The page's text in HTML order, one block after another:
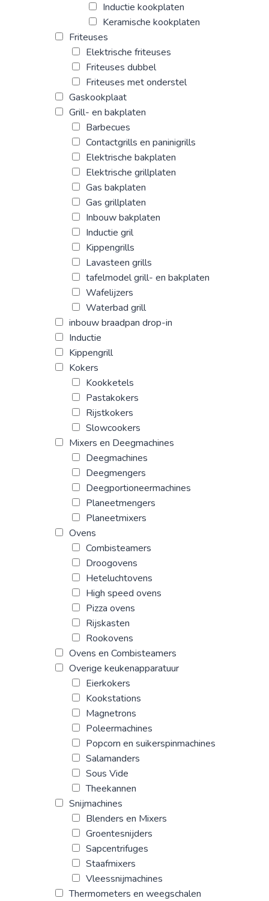
Inductie kookplaten
Keramische kookplaten
Friteuses
Elektrische friteuses
Friteuses dubbel
Friteuses met onderstel
Gaskookplaat
Grill- en bakplaten
Barbecues
Contactgrills en paninigrills
Elektrische bakplaten
Elektrische grillplaten
Gas bakplaten
Gas grillplaten
Inbouw bakplaten
Inductie gril
Kippengrills
Lavasteen grills
tafelmodel grill- en bakplaten
Wafelijzers
Waterbad grill
inbouw braadpan drop-in
Inductie
Kippengrill
Kokers
Kookketels
Pastakokers
Rijstkokers
Slowcookers
Mixers en Deegmachines
Deegmachines
Deegmengers
Deegportioneermachines
Planeetmengers
Planeetmixers
Ovens
Combisteamers
Droogovens
Heteluchtovens
High speed ovens
Pizza ovens
Rijskasten
Rookovens
Ovens en Combisteamers
Overige keukenapparatuur
Eierkokers
Kookstations
Magnetrons
Poleermachines
Popcorn en suikerspinmachines
Salamanders
Sous Vide
Theekannen
Snijmachines
Blenders en Mixers
Groentesnijders
Sapcentrifuges
Staafmixers
Vleessnijmachines
Thermometers en weegschalen